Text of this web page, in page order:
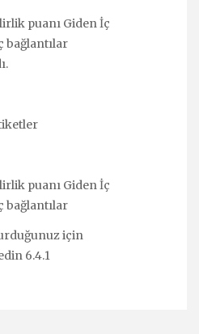
puanı Giden İç
bağlantılar
puanı Giden İç
bağlantılar
için
6.4.1